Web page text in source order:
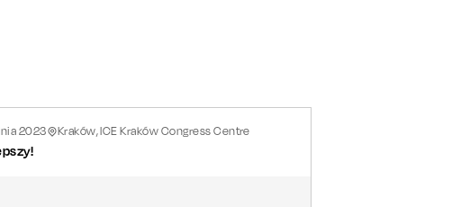
2023 Kraków, ICE Kraków Congress Centre